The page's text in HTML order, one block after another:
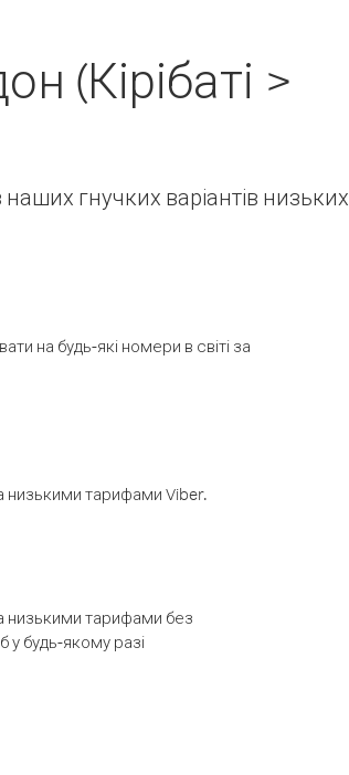
(Кірібаті >
гнучких варіантів низьких
на будь-які номери в світі за
низькими тарифами Viber.
низькими тарифами без
у будь-якому разі